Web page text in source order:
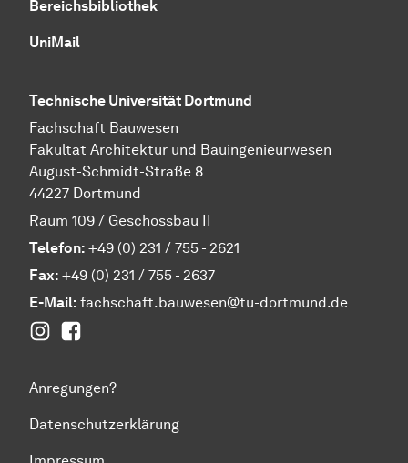
Bereichsbibliothek
UniMail
Technische Universität Dortmund
Fachschaft Bauwesen
Fakultät Architektur und Bauingenieurwesen
August-Schmidt-Straße 8
44227 Dortmund
Raum 109 / Geschossbau II
Telefon: +49 (0) 231 / 755 - 2621
Fax: +49 (0) 231 / 755 - 2637
E-Mail: fachschaft.bauwesen@tu-dortmund.de
Instagram
Anregungen?
Datenschutzerklärung